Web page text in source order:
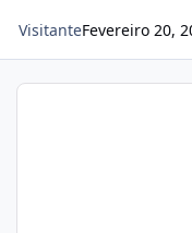
VisitanteFevereiro 20,